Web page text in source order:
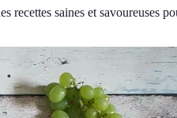
recettes saines et savoureuses